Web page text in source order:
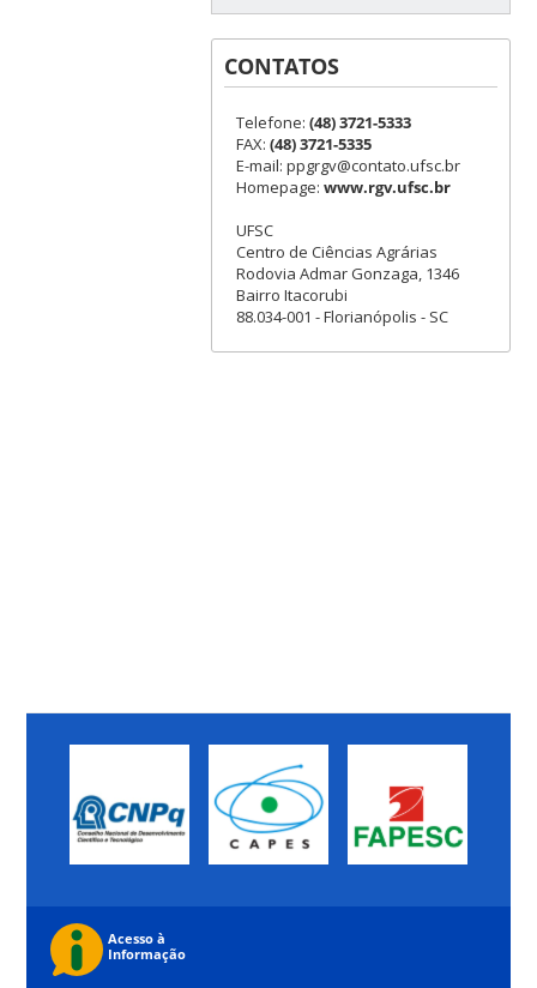
CONTATOS
Telefone: (48) 3721-5333
FAX: (48) 3721-5335
E-mail: ppgrgv@contato.ufsc.br
Homepage: www.rgv.ufsc.br
UFSC
Centro de Ciências Agrárias
Rodovia Admar Gonzaga, 1346
Bairro Itacorubi
88.034-001 - Florianópolis - SC